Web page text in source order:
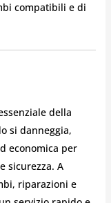
compatibili e di
della
si danneggia,
economica per
sicurezza. A
riparazioni e